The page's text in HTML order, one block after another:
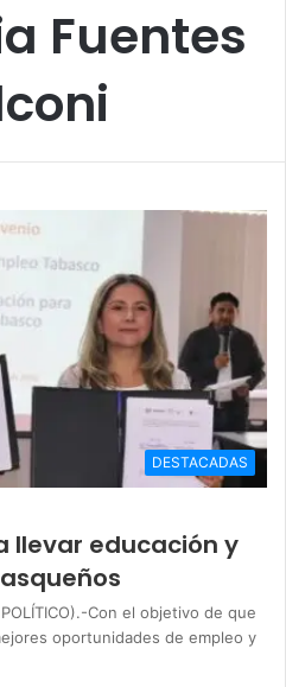
Fuentes
DESTACADAS
llevar educación y
Con el objetivo de que
oportunidades de empleo y